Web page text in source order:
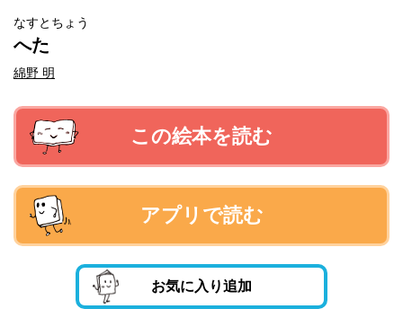
なすとちょう
へた
綿野 明
この絵本を読む
アプリで読む
お気に入り追加